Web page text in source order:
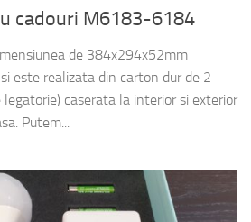
cadouri M6183-6184
de 384x294x52mm
este realizata din carton dur de 2
caserata la interior si exterior
Putem...